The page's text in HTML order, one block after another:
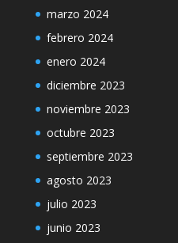
marzo 2024
febrero 2024
enero 2024
diciembre 2023
noviembre 2023
octubre 2023
septiembre 2023
agosto 2023
julio 2023
junio 2023